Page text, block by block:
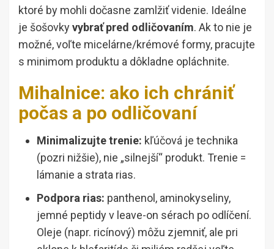
ktoré by mohli dočasne zamlžiť videnie. Ideálne
je šošovkyvybrať pred odličovaním. Ak to nie je
možné, voľte micelárne/krémové formy, pracujte
s minimom produktu a dôkladne opláchnite.
Mihalnice: ako ich chrániť
počas a po odličovaní
Minimalizujte trenie: kľúčová je technika
(pozri nižšie), nie „silnejší“ produkt. Trenie =
lámanie a strata rias.
Podpora rias: panthenol, aminokyseliny,
jemné peptidy v leave-on sérach po odlíčení.
Oleje (napr. ricínový) môžu zjemniť, ale pri